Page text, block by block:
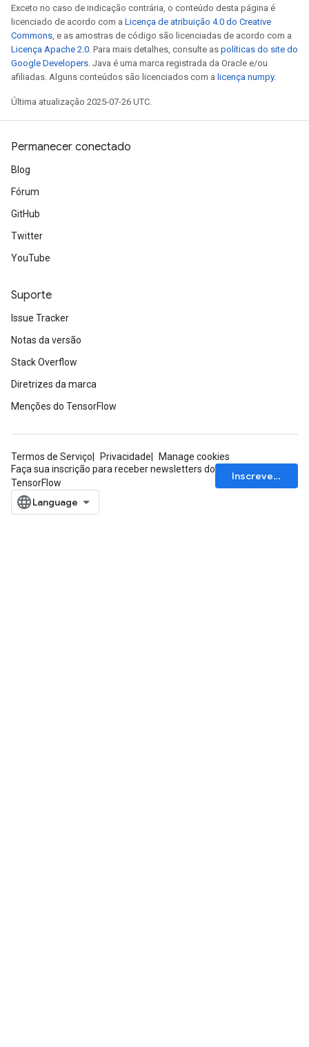
Exceto no caso de indicação contrária, o conteúdo desta página é
licenciado de acordo com a Licença de atribuição 4.0 do Creative
Commons, e as amostras de código são licenciadas de acordo com a
Licença Apache 2.0. Para mais detalhes, consulte as políticas do site do
Google Developers. Java é uma marca registrada da Oracle e/ou
afiliadas. Alguns conteúdos são licenciados com a licença numpy.
Última atualização 2025-07-26 UTC.
Permanecer conectado
Blog
Fórum
GitHub
Twitter
YouTube
Suporte
Issue Tracker
Notas da versão
Stack Overflow
Diretrizes da marca
Menções do TensorFlow
Termos de Serviço Privacidade
Manage cookies
Faça sua inscrição para receber newsletters do
TensorFlow
Inscrever-se